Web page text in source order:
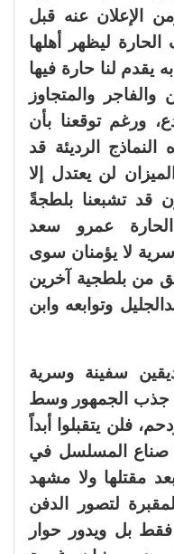
الإعلان عنه قبل
ليظهر أهلها
يقدم لنا حارة فيها
والفاجر والمتجاوز
ورغم توقعنا بأن
الرديئة قد
لن يعتدل إلا
قد تشبعنا بلطجةً
عمرو سعد
لا يؤمنان سوى
من بلطجية آخرين
وتوابعه وابن
سفينة وسرية
جذب الجمهور وسط
فلن يتقبلوا أبداً
صناع المسلسل في
مقتلها ولا مشهد
لتصور الدفن
بل ويدور حوار